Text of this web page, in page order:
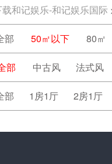
和记娱乐-和记娱乐国际
部 50㎡以下 80㎡
部 中古风 法式风
部 1房1厅 2房1厅